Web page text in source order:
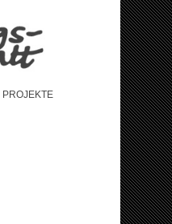
PROJEKTE